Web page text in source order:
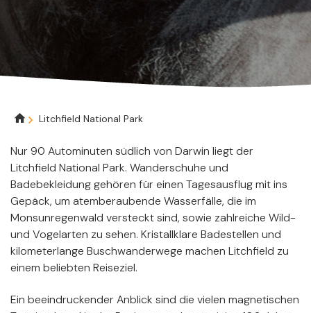
Breadcrumb
Litchfield National Park
Nur 90 Autominuten südlich von Darwin liegt der
Litchfield National Park. Wanderschuhe und
Badebekleidung gehören für einen Tagesausflug mit ins
Gepäck, um atemberaubende Wasserfälle, die im
Monsunregenwald versteckt sind, sowie zahlreiche Wild-
und Vogelarten zu sehen. Kristallklare Badestellen und
kilometerlange Buschwanderwege machen Litchfield zu
einem beliebten Reiseziel.
Ein beeindruckender Anblick sind die vielen magnetischen